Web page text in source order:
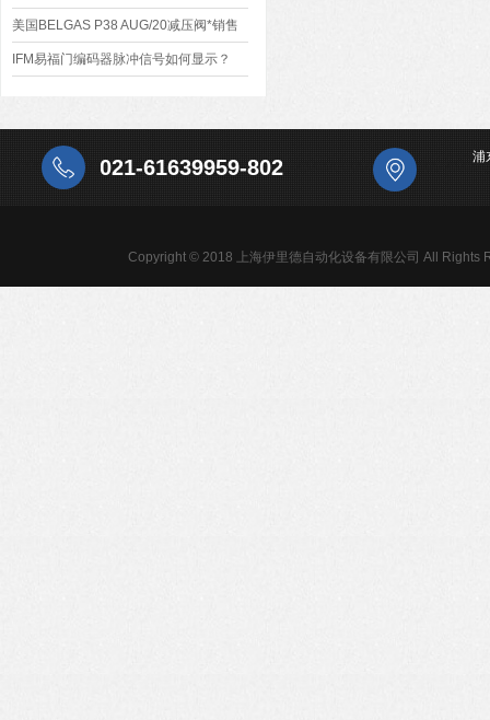
美国BELGAS P38 AUG/20减压阀*销售
IFM易福门编码器脉冲信号如何显示？
021-61639959-802 浦
Copyright © 2018 上海伊里德自动化设备有限公司 All Rights